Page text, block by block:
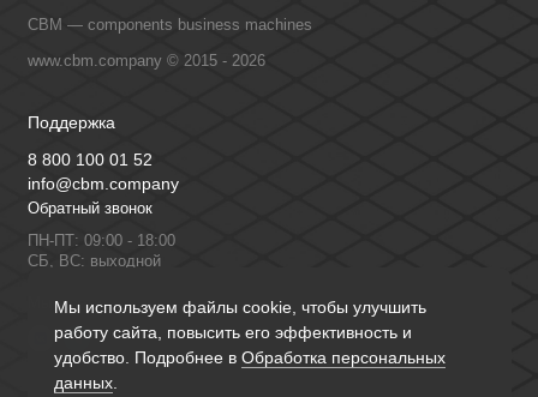
Мы используем файлы cookie, чтобы улучшить
работу сайта, повысить его эффективность и
удобство. Подробнее в Обработка персональных
данных
CBM — components business machines
www.cbm.company © 2015 - 2026
Поддержка
8 800 100 01 52
info@cbm.company
Обратный звонок
ПН-ПТ: 09:00 - 18:00
СБ, ВС: выходной
Мы в сети